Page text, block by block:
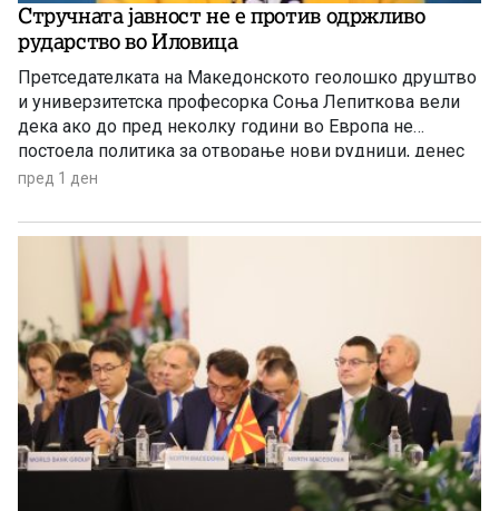
Стручната јавност не е против одржливо
рударство во Иловица
Претседателката на Македонското геолошко друштво
и универзитетска професорка Соња Лепиткова вели
дека ако до пред неколку години во Европа не
постоела политика за отворање нови рудници, денес
таа политика е апсолутно сменета и листата на
пред 1 ден